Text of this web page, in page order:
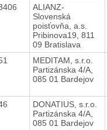
ALIANZ-
Slovenská
poisťovňa, a.s.
Pribinova19, 811
09 Bratislava
MEDITAM, s.r.o.
Partizánska 4/A,
085 01 Bardejov
DONATIUS, s.r.o.
Partizánska 4/A,
085 01 Bardejov